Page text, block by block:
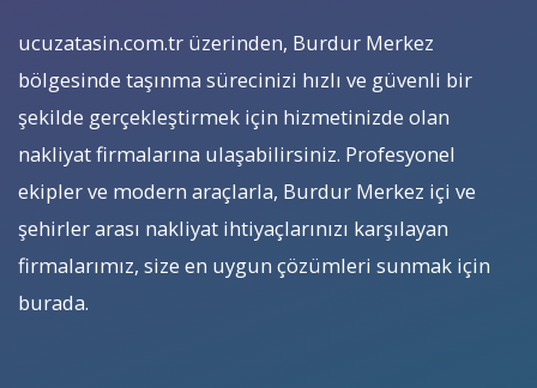
ucuzatasin.com.tr üzerinden, Burdur Merkez
bölgesinde taşınma sürecinizi hızlı ve güvenli bir
şekilde gerçekleştirmek için hizmetinizde olan
nakliyat firmalarına ulaşabilirsiniz. Profesyonel
ekipler ve modern araçlarla, Burdur Merkez içi ve
şehirler arası nakliyat ihtiyaçlarınızı karşılayan
firmalarımız, size en uygun çözümleri sunmak için
burada.